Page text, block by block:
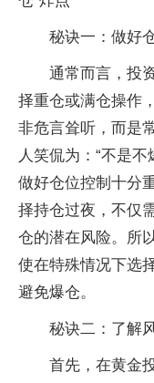
秘诀一：做好
通常而言，投
择重仓或满仓操作
非危言耸听，而是
人笑侃为：“不是
做好仓位控制十分
择持仓过夜，不仅
仓的潜在风险。所
使在特殊情况下选
避免爆仓。
秘诀二：了解
首先，在黄金